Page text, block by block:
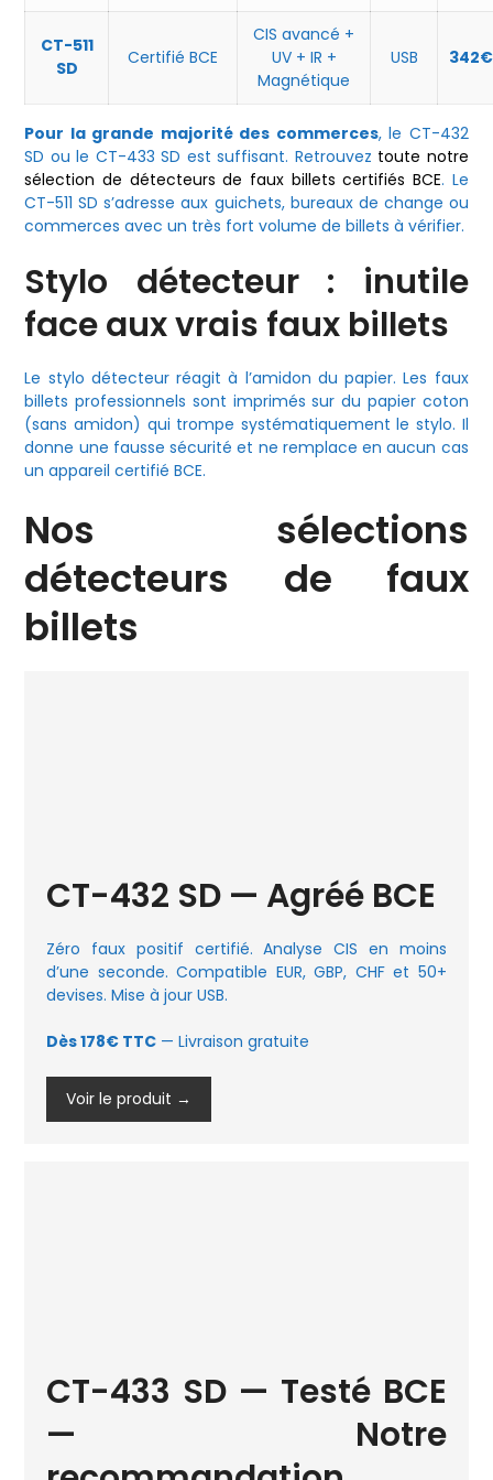
CT-511
SD
Certifié BCE
CIS avancé +
UV + IR +
Magnétique
USB 342€
Pour la grande majorité des commerces, le CT-432
SD ou le CT-433 SD est suffisant. Retrouvez toute notre
sélection de détecteurs de faux billets certifiés BCE. Le
CT-511 SD s’adresse aux guichets, bureaux de change ou
commerces avec un très fort volume de billets à vérifier.
Stylo détecteur : inutile
face aux vrais faux billets
Le stylo détecteur réagit à l’amidon du papier. Les faux
billets professionnels sont imprimés sur du papier coton
(sans amidon) qui trompe systématiquement le stylo. Il
donne une fausse sécurité et ne remplace en aucun cas
un appareil certifié BCE.
Nos sélections
détecteurs de faux
billets
CT-432 SD — Agréé BCE
Zéro faux positif certifié. Analyse CIS en moins
d’une seconde. Compatible EUR, GBP, CHF et 50+
devises. Mise à jour USB.
Dès 178€ TTC — Livraison gratuite
Voir le produit →
CT-433 SD — Testé BCE
— Notre